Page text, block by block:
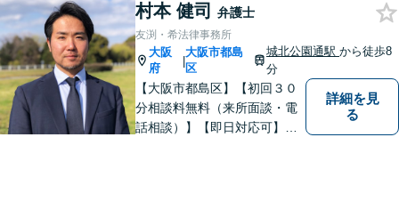
様、まずはお気軽にご連絡く
ださい。初回面談予約受付中
村本 健司 弁護士
友渕・希法律事務所
大阪
府
|
大阪市都島
区
城北公園通駅から徒歩8
分
【大阪市都島区】【初回３０
分相談料無料（来所面談・電
話相談）】【即日対応可】
詳細を見
る